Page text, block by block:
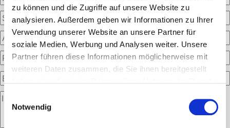
zu können und die Zugriffe auf unsere Website zu
analysieren. Außerdem geben wir Informationen zu Ihrer
Verwendung unserer Website an unsere Partner für
soziale Medien, Werbung und Analysen weiter. Unsere
Partner führen diese Informationen möglicherweise mit
weiteren Daten zusammen, die Sie ihnen bereitgestellt
Notwendig